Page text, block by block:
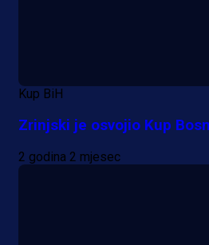
Kup BiH
Zrinjski je osvojio Kup
2 godina 2 mjesec